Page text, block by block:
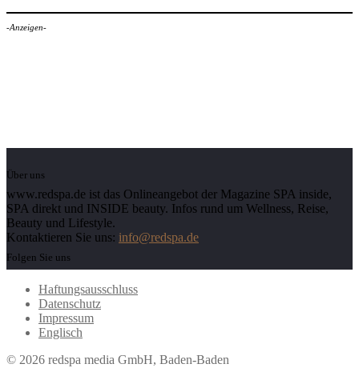
-Anzeigen-
Über uns
www.redspa.de ist das Onlineangebot der Magazine SPA inside,
SPA direkt und INSIDE beauty. Infos rund um Wellness, Reise,
Beauty und Lifestyle.
Kontaktieren Sie uns: info@redspa.de
Folgen Sie uns
Haftungsausschluss
Datenschutz
Impressum
Englisch
© 2026 redspa media GmbH, Baden-Baden